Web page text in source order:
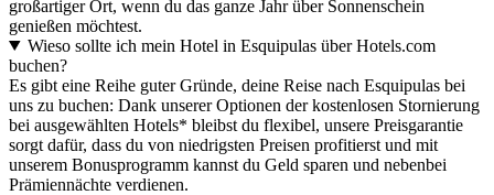
großartiger Ort, wenn du das ganze Jahr über Sonnenschein
genießen möchtest.
Wieso sollte ich mein Hotel in Esquipulas über Hotels.com
buchen?
Es gibt eine Reihe guter Gründe, deine Reise nach Esquipulas bei
uns zu buchen: Dank unserer Optionen der kostenlosen Stornierung
bei ausgewählten Hotels* bleibst du flexibel, unsere Preisgarantie
sorgt dafür, dass du von niedrigsten Preisen profitierst und mit
unserem Bonusprogramm kannst du Geld sparen und nebenbei
Prämiennächte verdienen.